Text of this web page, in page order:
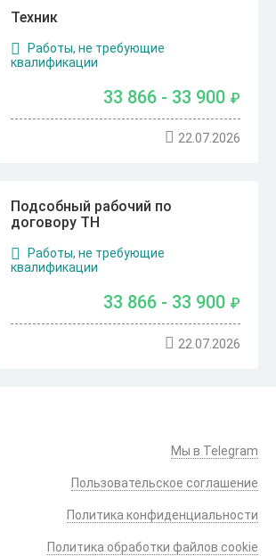
Техник
Работы, не требующие
квалификации
33 866 - 33 900 ₽
22.07.2026
Подсобный рабочий по
договору ТН
Работы, не требующие
квалификации
33 866 - 33 900 ₽
22.07.2026
Мы в Telegram
Пользовательское соглашение
Политика конфиденциальности
Политика обработки файлов cookie